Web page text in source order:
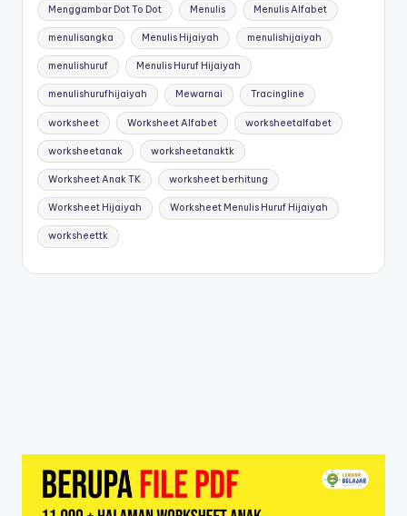
Menggambar Dot To Dot Menulis Menulis Alfabet
menulisangka Menulis Hijaiyah menulishijaiyah
menulishuruf Menulis Huruf Hijaiyah
menulishurufhijaiyah Mewarnai Tracingline
worksheet Worksheet Alfabet worksheetalfabet
worksheetanak worksheetanaktk
Worksheet Anak TK worksheet berhitung
Worksheet Hijaiyah Worksheet Menulis Huruf Hijaiyah
worksheettk